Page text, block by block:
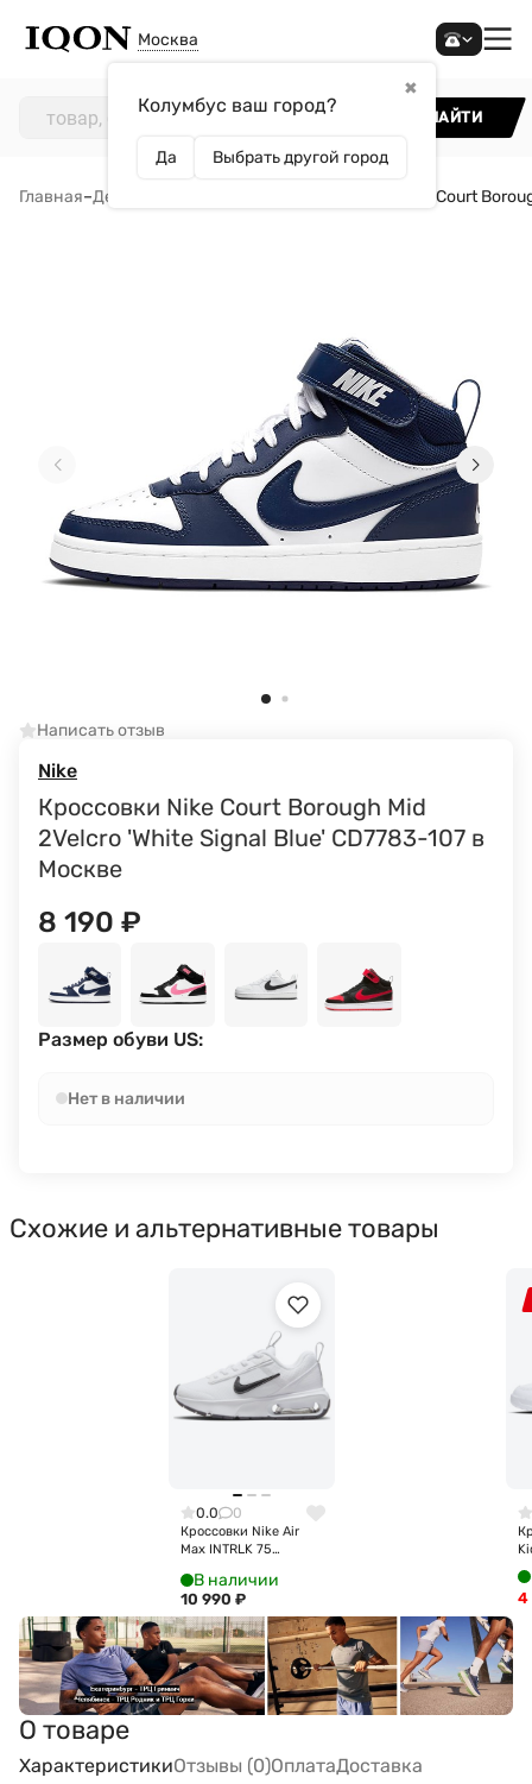
Москва
✖
Колумбус ваш город?
Да Выбрать другой город
НАЙТИ
Главная–Детям Кроссовки Nike Court
Написать отзыв
Nike
Кроссовки Nike Court Borough Mid
2Velcro 'White Signal Blue' CD7783-107 в
Москве
8 190 ₽
Размер обуви US:
Нет в наличии
Схожие и альтернативные товары
0.0 0
Кроссовки Nike Air
Max INTRLK 75
В наличии
10 990 ₽ 4
О товаре
ХарактеристикиОтзывы (0)ОплатаДоставка